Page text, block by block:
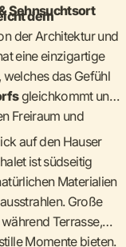
Sehnsuchtsort
dem
der Architektur und
eine einzigartige
das Gefühl
gleichkommt und
Freiraum und
auf den Hauser
ist südseitig
Materialien
Große
Terrasse,
Momente bieten.